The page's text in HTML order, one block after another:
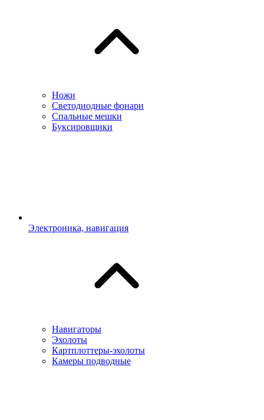
Ножи
Светодиодные фонари
Спальные мешки
Буксировщики
Электроника, навигация
Навигаторы
Эхолоты
Картплоттеры-эхолоты
Камеры подводные